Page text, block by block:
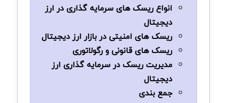
انواع ریسک های سرمایه گذاری در ارز
دیجیتال
ریسک های امنیتی در بازار ارز دیجیتال
ریسک های قانونی و رگولاتوری
مدیریت ریسک در سرمایه گذاری ارز
دیجیتال
جمع بندی